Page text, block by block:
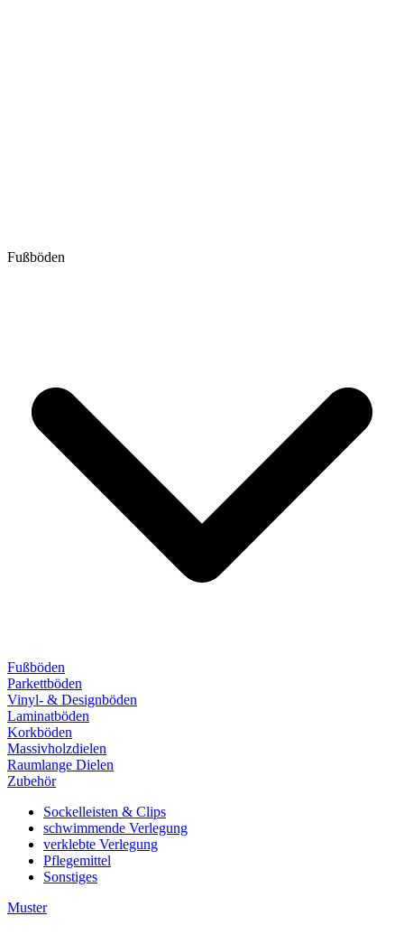
Fußböden
Fußböden
Parkettböden
Vinyl- & Designböden
Laminatböden
Korkböden
Massivholzdielen
Raumlange Dielen
Zubehör
Sockelleisten & Clips
schwimmende Verlegung
verklebte Verlegung
Pflegemittel
Sonstiges
Muster